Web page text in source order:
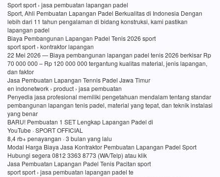
Sport sport › jasa pembuatan lapangan padel
Sport, Ahli Pembuatan Lapangan Padel Berkualitas di Indonesia Dengan
lebih dari 11 tahun pengalaman di bidang konstruksi, kami pastikan
lapangan padel
Biaya Pembangunan Lapangan Padel Tenis 2026 sport
sport sport › kontraktor lapangan
22 Mei 2026 — Biaya pembangunan lapangan padel tenis 2026 berkisar Rp
70 000 000 – Rp 120 000 000 tergantung kualitas material, jenis lapangan,
dan faktor
Jasa Pembuatan Lapangan Tennis Padel Jawa Timur
en indonetwork › product › jasa pembuatan
Penyedia jasa profesional memiliki pengetahuan mendalam tentang standar
pembangunan lapangan tenis padel, material yang tepat, dan teknik instalasi
yang benar
BARU! Pembuatan 1 SET Lengkap Lapangan Padel di
YouTube · SPORT OFFICIAL
8,4 rb+ penayangan · 3 bulan yang lalu
Modal Harga Biaya Jasa Kontraktor Pembuatan Lapangan Padel Sport
Hubungi segera 0812 3363 8773 (WA/Telp) atau klik
Jasa Pembuatan Lapangan Padel Tenis Pacitan sport
sport sport › jasa pembuatan lapangan padel te